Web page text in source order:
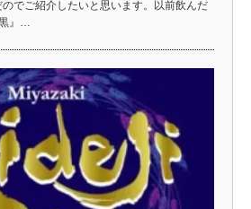
でご紹介したいと思います。以前飲んだ
』…